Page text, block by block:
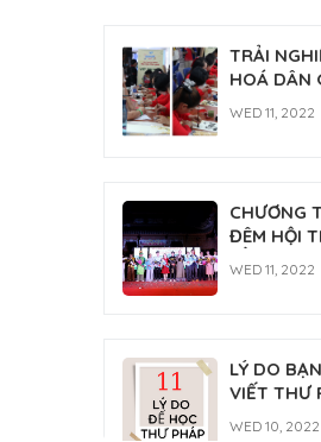
TƯỞNG
THÁNH
ĐẠO 2026
FRI 03, 2026
TRẢI
HOÁ DÂN
THƯ PHÁP
HỘI TÂN
WED 11, 2022
CHƯƠNG
ĐÊM HỘI
RẰM
WED 11, 2022
LÝ DO
VIẾT THƯ
NGAY
WED 10, 2022